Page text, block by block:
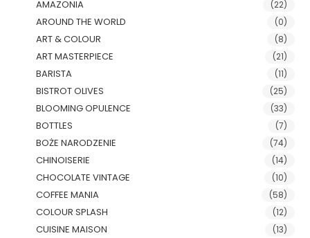
AMAZONIA (22)
AROUND THE WORLD (0)
ART & COLOUR (8)
ART MASTERPIECE (21)
BARISTA (11)
BISTROT OLIVES (25)
BLOOMING OPULENCE (33)
BOTTLES (7)
BOŻE NARODZENIE (74)
CHINOISERIE (14)
CHOCOLATE VINTAGE (10)
COFFEE MANIA (58)
COLOUR SPLASH (12)
CUISINE MAISON (13)